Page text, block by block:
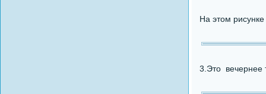
На этом
3.Это вечернее